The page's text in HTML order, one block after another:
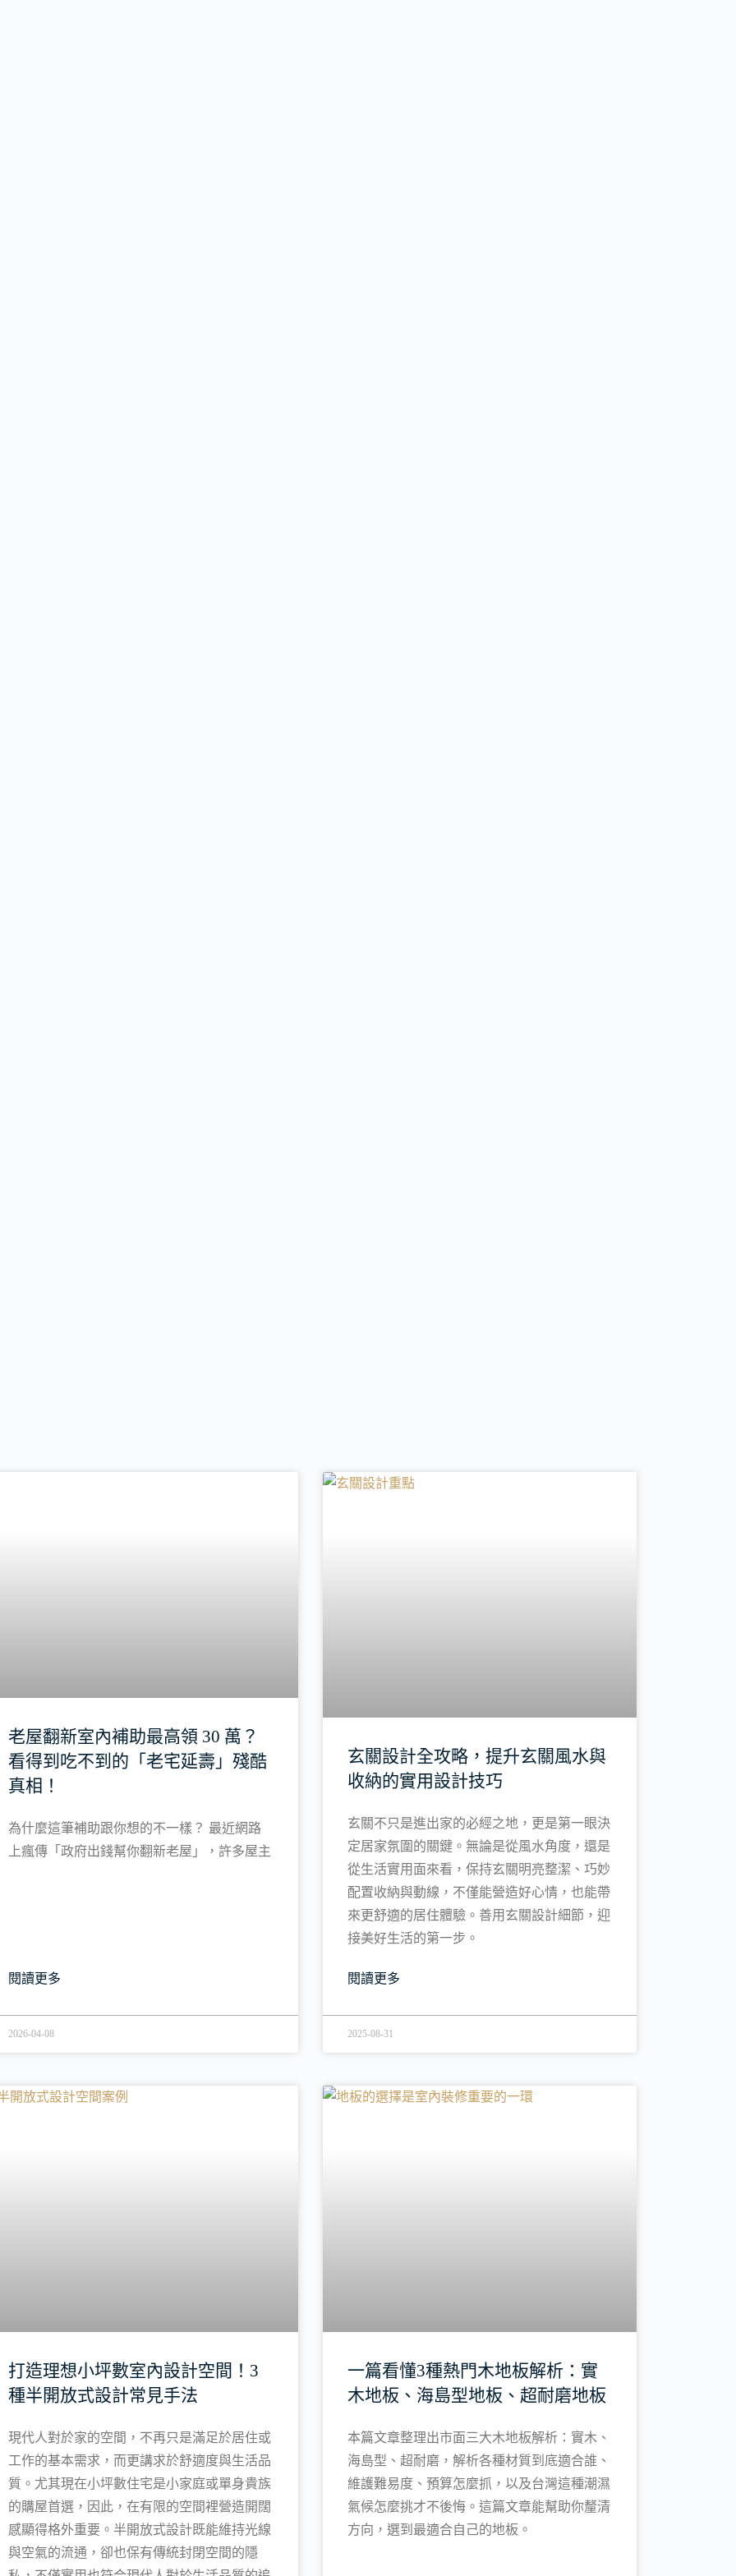
老屋翻新室內補助最高領 30 萬？
看得到吃不到的「老宅延壽」殘酷
真相！
為什麼這筆補助跟你想的不一樣？ 最近網路
上瘋傳「政府出錢幫你翻新老屋」，許多屋主
閱讀更多
2026-04-08
玄關設計全攻略，提升玄關風水與
收納的實用設計技巧
玄關不只是進出家的必經之地，更是第一眼決
定居家氛圍的關鍵。無論是從風水角度，還是
從生活實用面來看，保持玄關明亮整潔、巧妙
配置收納與動線，不僅能營造好心情，也能帶
來更舒適的居住體驗。善用玄關設計細節，迎
接美好生活的第一步。
閱讀更多
2025-08-31
打造理想小坪數室內設計空間！3
種半開放式設計常見手法
現代人對於家的空間，不再只是滿足於居住或
工作的基本需求，而更講求於舒適度與生活品
質。尤其現在小坪數住宅是小家庭或單身貴族
的購屋首選，因此，在有限的空間裡營造開闊
感顯得格外重要。半開放式設計既能維持光線
與空氣的流通，卻也保有傳統封閉空間的隱
一篇看懂3種熱門木地板解析：實
木地板、海島型地板、超耐磨地板
本篇文章整理出市面三大木地板解析：實木、
海島型、超耐磨，解析各種材質到底適合誰、
維護難易度、預算怎麼抓，以及台灣這種潮濕
氣候怎麼挑才不後悔。這篇文章能幫助你釐清
方向，選到最適合自己的地板。